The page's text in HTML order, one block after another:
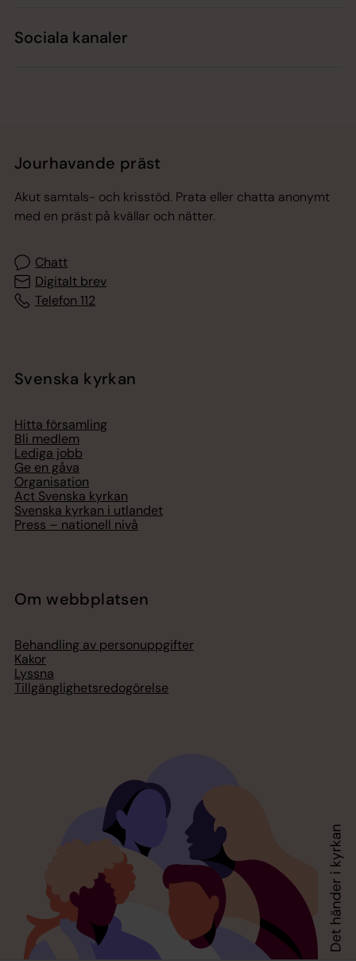
Sociala kanaler
Jourhavande präst
Akut samtals- och krisstöd. Prata eller chatta anonymt
med en präst på kvällar och nätter.
Chatt
Digitalt brev
Telefon 112
Svenska kyrkan
Hitta församling
Bli medlem
Lediga jobb
Ge en gåva
Organisation
Act Svenska kyrkan
Svenska kyrkan i utlandet
Press – nationell nivå
Om webbplatsen
Behandling av personuppgifter
Kakor
Lyssna
Tillgänglighetsredogörelse